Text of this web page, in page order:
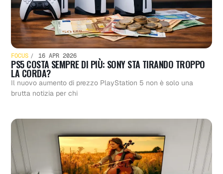
FOCUS 16 APR 2026
PS5 COSTA SEMPRE DI PIÙ: SONY STA TIRANDO TROPPO
LA CORDA?
Il nuovo aumento di prezzo PlayStation 5 non è solo una
brutta notizia per chi